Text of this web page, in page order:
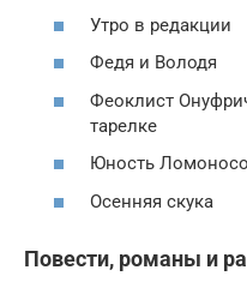
Утро в редакции
Федя и Володя
Феоклист
тарелке
Юность
Осенняя скука
Повести, романы и